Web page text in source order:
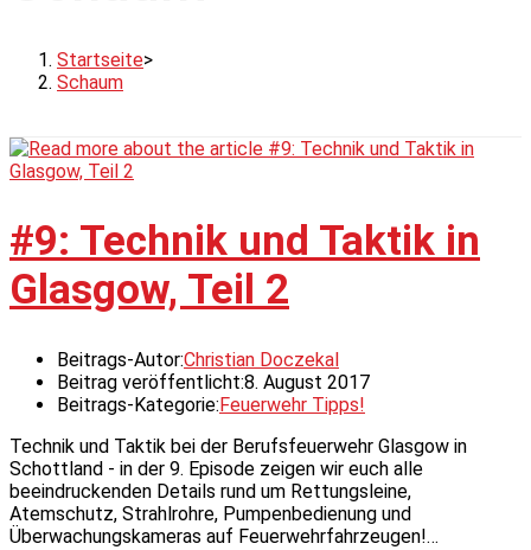
Startseite>
Schaum
#9: Technik und Taktik in
Glasgow, Teil 2
Beitrags-Autor:Christian Doczekal
Beitrag veröffentlicht:8. August 2017
Beitrags-Kategorie: Feuerwehr Tipps!
Technik und Taktik bei der Berufsfeuerwehr Glasgow in
Schottland - in der 9. Episode zeigen wir euch alle
beeindruckenden Details rund um Rettungsleine,
Atemschutz, Strahlrohre, Pumpenbedienung und
Überwachungskameras auf Feuerwehrfahrzeugen!…